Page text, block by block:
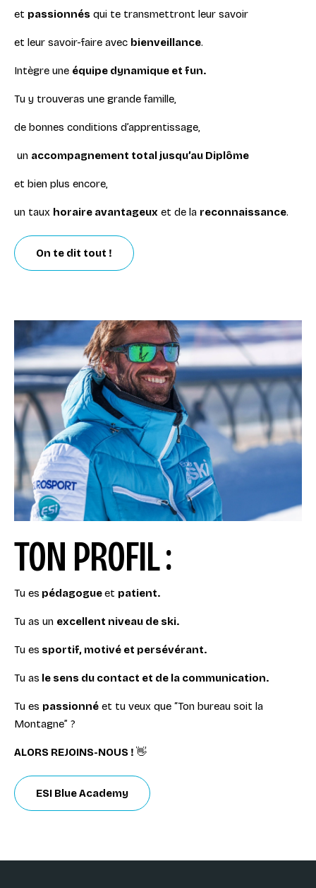
et passionnés qui te transmettront leur savoir
et leur savoir-faire avec bienveillance.
Intègre une équipe dynamique et fun.
Tu y trouveras une grande famille,
de bonnes conditions d’apprentissage,
un accompagnement total jusqu’au Diplôme
et bien plus encore,
un taux horaire avantageux et de la reconnaissance.
On te dit tout !
TON PROFIL :
Tu es pédagogueet patient.
Tu as un excellent niveau de ski.
Tu es sportif, motivé et persévérant.
Tu as le sens du contact et de la communication.
Tu es passionné et tu veux que “Ton bureau soit la
Montagne” ?
ALORS REJOINS-NOUS ! 👋
ESI Blue Academy